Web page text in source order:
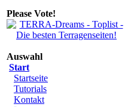
Please Vote!
Auswahl
Start
Startseite
Tutorials
Kontakt